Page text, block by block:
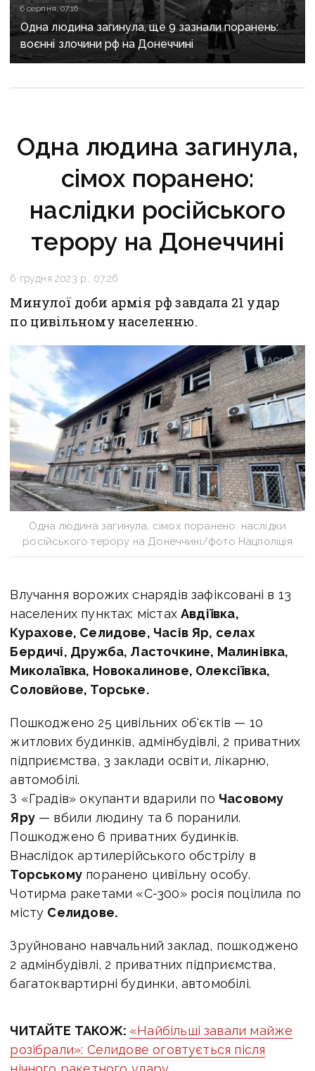
6 серпня, 07:16
Одна людина загинула, ще 9 зазнали поранень:
воєнні злочини рф на Донеччині
Одна людина загинула,
сімох поранено:
наслідки російського
терору на Донеччині
6 грудня 2023 р., 07:26
Минулої доби армія рф завдала 21 удар
по цивільному населенню.
Одна людина загинула, сімох поранено: наслідки
російського терору на Донеччині/фото Нацполіція
Влучання ворожих снарядів зафіксовані в 13
населених пунктах: містахАвдіївка,
Курахове, Селидове, Часів Яр, селах
Бердичі, Дружба, Ласточкине, Малинівка,
Миколаївка, Новокалинове, Олексіївка,
Соловйове, Торське.
Пошкоджено 25 цивільних об'єктів — 10
житлових будинків, адмінбудівлі, 2 приватних
підприємства, 3 заклади освіти, лікарню,
автомобілі.
З «Градів» окупанти вдарили по Часовому
Яру— вбили людину та 6 поранили.
Пошкоджено 6 приватних будинків.
Внаслідок артилерійського обстрілу в
Торському поранено цивільну особу.
Чотирма ракетами «С-300» росія поцілила по
місту Селидове.
Зруйновано навчальний заклад, пошкоджено
2 адмінбудівлі, 2 приватних підприємства,
багатоквартирні будинки, автомобілі.
ЧИТАЙТЕ ТАКОЖ: «Найбільші завали майже
розібрали»: Селидове оговтується після